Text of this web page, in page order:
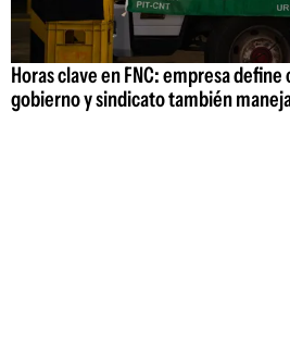
Horas clave en FNC: empresa
gobierno y sindicato también